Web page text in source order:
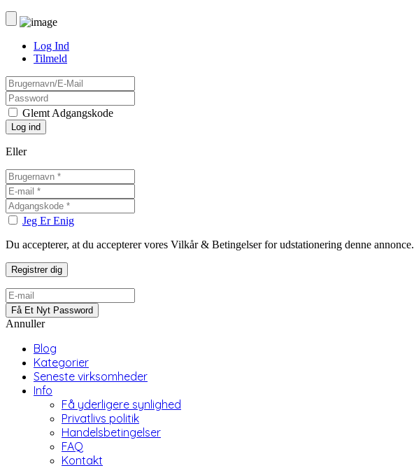
Log Ind
Tilmeld
Glemt Adgangskode
Eller
Jeg Er Enig
Du accepterer, at du accepterer vores Vilkår & Betingelser for udstationering denne annonce.
Annuller
Blog
Kategorier
Seneste virksomheder
Info
Få yderligere synlighed
Privatlivs politik
Handelsbetingelser
FAQ
Kontakt